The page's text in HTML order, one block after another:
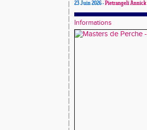
23 Juin 2026 -Pietrangeli Annick
Informations